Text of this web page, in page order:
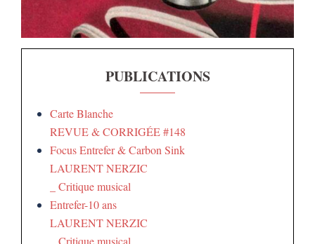
PUBLICATIONS
Carte Blanche
REVUE & CORRIGÉE #148
Focus Entrefer & Carbon Sink
LAURENT NERZIC
_ Critique musical
Entrefer-10 ans
LAURENT NERZIC
_ Critique musical